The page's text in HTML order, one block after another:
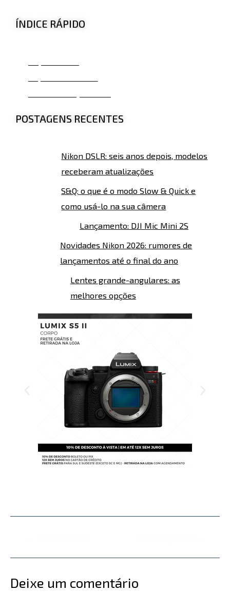
ÍNDICE RÁPIDO
POSTAGENS RECENTES
Nikon DSLR: seis anos depois, modelos
receberam atualizações
S&Q: o que é o modo Slow & Quick e
como usá-lo na sua câmera
Lançamento: DJI Mic Mini 2S
Novidades Nikon 2026: rumores de
lançamentos até o final do ano
Lentes grande-angulares: as
melhores opções
Deixe um comentário